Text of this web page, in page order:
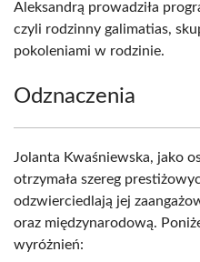
Aleksandrą prowadziła
czyli rodzinny galimatias,
pokoleniami w rodzinie.
Odznaczenia
Jolanta Kwaśniewska, jako
otrzymała szereg
odzwierciedlają jej
oraz międzynarodową.
wyróżnień: